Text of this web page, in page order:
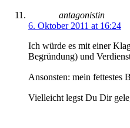
antagonistin
6. Oktober 2011 at 16:24
Ich würde es mit einer
Begründung) und
Ansonsten: mein fettestes
Vielleicht legst Du Dir